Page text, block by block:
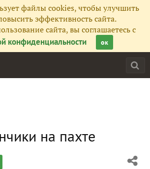
файлы cookies, чтобы улучшить
эффективность сайта.
сайта, вы соглашаетесь с
конфиденциальности
ок
на пахте